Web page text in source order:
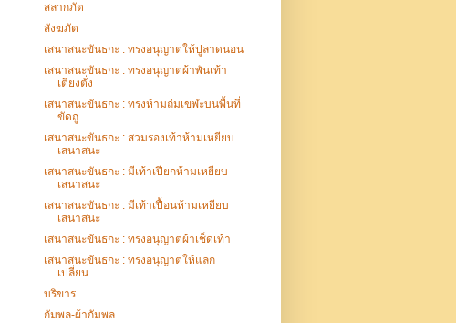
สลากภัต
สังฆภัต
เสนาสนะขันธกะ : ทรงอนุญาตให้ปูลาดนอน
เสนาสนะขันธกะ : ทรงอนุญาตผ้าพันเท้า
เตียงตั่ง
เสนาสนะขันธกะ : ทรงห้ามถ่มเขฬะบนพื้นที่
ขัดถู
เสนาสนะขันธกะ : สวมรองเท้าห้ามเหยียบ
เสนาสนะ
เสนาสนะขันธกะ : มีเท้าเปียกห้ามเหยียบ
เสนาสนะ
เสนาสนะขันธกะ : มีเท้าเปื้อนห้ามเหยียบ
เสนาสนะ
เสนาสนะขันธกะ : ทรงอนุญาตผ้าเช็ดเท้า
เสนาสนะขันธกะ : ทรงอนุญาตให้แลก
เปลี่ยน
บริขาร
กัมพล-ผ้ากัมพล